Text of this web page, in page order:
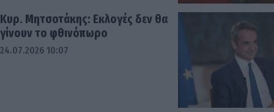
Κυρ. Μητσοτάκης: Εκλογές δεν θα
γίνουν το φθινόπωρο
24.07.2026 10:07